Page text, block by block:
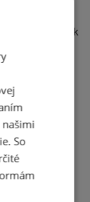
ktorá je
po celý rok
dobrý pomer
počtu výmen
Ľahko
o
a
našimi
So